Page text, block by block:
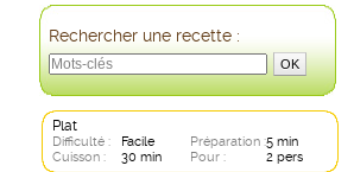
Rechercher une recette :
Plat
Difficulté : Facile Préparation :5 min
Cuisson :
30 min Pour : 2 pers